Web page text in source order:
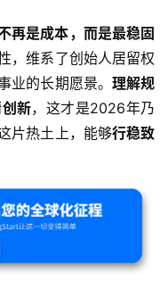
再是成本，而是最稳固
，维系了创始人居留权
业的长期愿景。 理解规
新，这才是2026年乃
片热土上，能够行稳致